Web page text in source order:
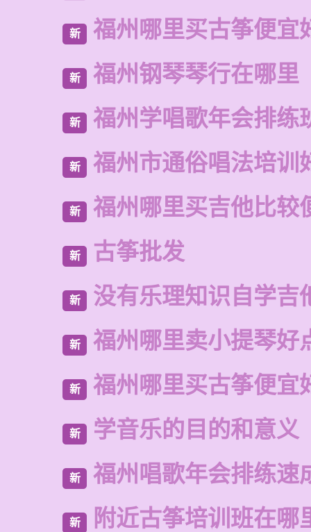
新 福州哪里买古筝便宜
新 福州钢琴琴行在哪里
新 福州学唱歌年会排练
新 福州市通俗唱法培训
新 福州哪里买吉他比较
新 古筝批发
新 没有乐理知识自学吉
新 福州哪里卖小提琴好
新 福州哪里买古筝便宜
新 学音乐的目的和意义
新 福州唱歌年会排练速
新 附近古筝培训班在哪